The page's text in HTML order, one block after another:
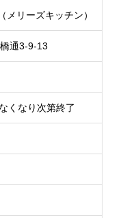
メリーズキッチン）
通3-9-13
くなり次第終了